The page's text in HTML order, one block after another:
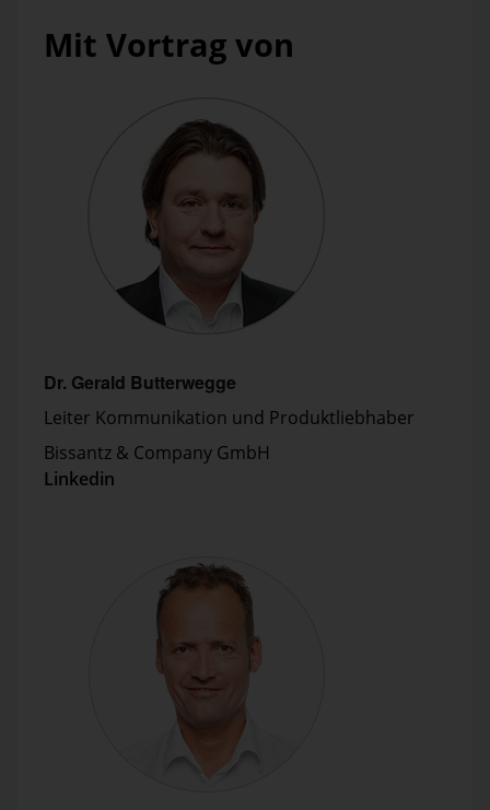
Mit Vortrag von
Dr. Gerald Butterwegge
Leiter Kommunikation und Produktliebhaber
Bissantz & Company GmbH
Linkedin